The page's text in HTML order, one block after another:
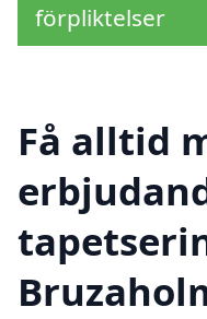
förpliktelser
Få alltid